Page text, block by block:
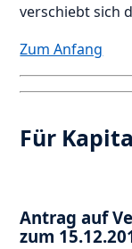
verschiebt sich
Zum Anfang
Für
Antrag auf
zum